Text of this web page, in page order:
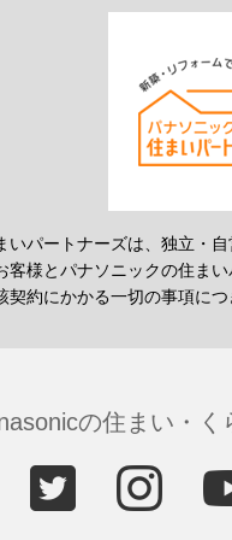
いパートナーズは、独立・自
客様とパナソニックの住ま
契約にかかる一切の事項につ
の住まい・く